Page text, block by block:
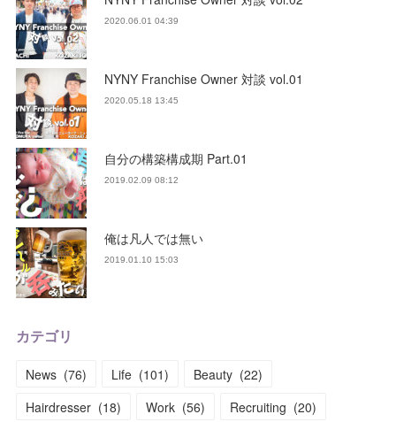
2020.06.01 04:39
NYNY Franchise Owner 対談 vol.01
2020.05.18 13:45
自分の構築構成期 Part.01
2019.02.09 08:12
俺は凡人では無い
2019.01.10 15:03
カテゴリ
News (76) Life (101) Beauty (22)
Hairdresser (18) Work (56) Recruiting (20)